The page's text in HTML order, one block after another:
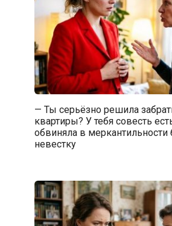
— Ты серьёзно решила
квартиры? У тебя совесть
обвиняла в
невестку